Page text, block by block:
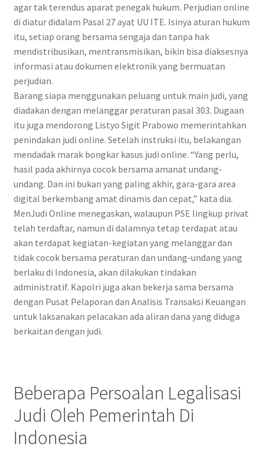
agar tak terendus aparat penegak hukum. Perjudian online
di diatur didalam Pasal 27 ayat UU ITE. Isinya aturan hukum
itu, setiap orang bersama sengaja dan tanpa hak
mendistribusikan, mentransmisikan, bikin bisa diaksesnya
informasi atau dokumen elektronik yang bermuatan
perjudian.
Barang siapa menggunakan peluang untuk main judi, yang
diadakan dengan melanggar peraturan pasal 303. Dugaan
itu juga mendorong Listyo Sigit Prabowo memerintahkan
penindakan judi online. Setelah instruksi itu, belakangan
mendadak marak bongkar kasus judi online. “Yang perlu,
hasil pada akhirnya cocok bersama amanat undang-
undang. Dan ini bukan yang paling akhir, gara-gara area
digital berkembang amat dinamis dan cepat,” kata dia.
MenJudi Online menegaskan, walaupun PSE lingkup privat
telah terdaftar, namun di dalamnya tetap terdapat atau
akan terdapat kegiatan-kegiatan yang melanggar dan
tidak cocok bersama peraturan dan undang-undang yang
berlaku di Indonesia, akan dilakukan tindakan
administratif. Kapolri juga akan bekerja sama bersama
dengan Pusat Pelaporan dan Analisis Transaksi Keuangan
untuk laksanakan pelacakan ada aliran dana yang diduga
berkaitan dengan judi.
Beberapa Persoalan Legalisasi
Judi Oleh Pemerintah Di
Indonesia